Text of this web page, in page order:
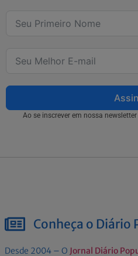
Ao se inscrever em nossa
Conheça o Diário
Desde 2004 – O Jornal Diário